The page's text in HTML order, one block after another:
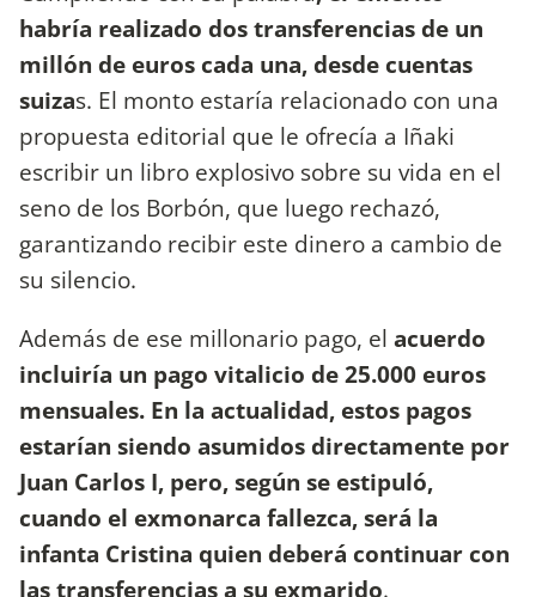
habría realizado dos transferencias de un
millón de euros cada una, desde cuentas
suizas. El monto estaría relacionado con una
propuesta editorial que le ofrecía a Iñaki
escribir un libro explosivo sobre su vida en el
seno de los Borbón, que luego rechazó,
garantizando recibir este dinero a cambio de
su silencio.
Además de ese millonario pago, el acuerdo
incluiría un pago vitalicio de 25.000 euros
mensuales. En la actualidad, estos pagos
estarían siendo asumidos directamente por
Juan Carlos I, pero, según se estipuló,
cuando el exmonarca fallezca, será la
infanta Cristina quien deberá continuar con
las transferencias a su exmarido.